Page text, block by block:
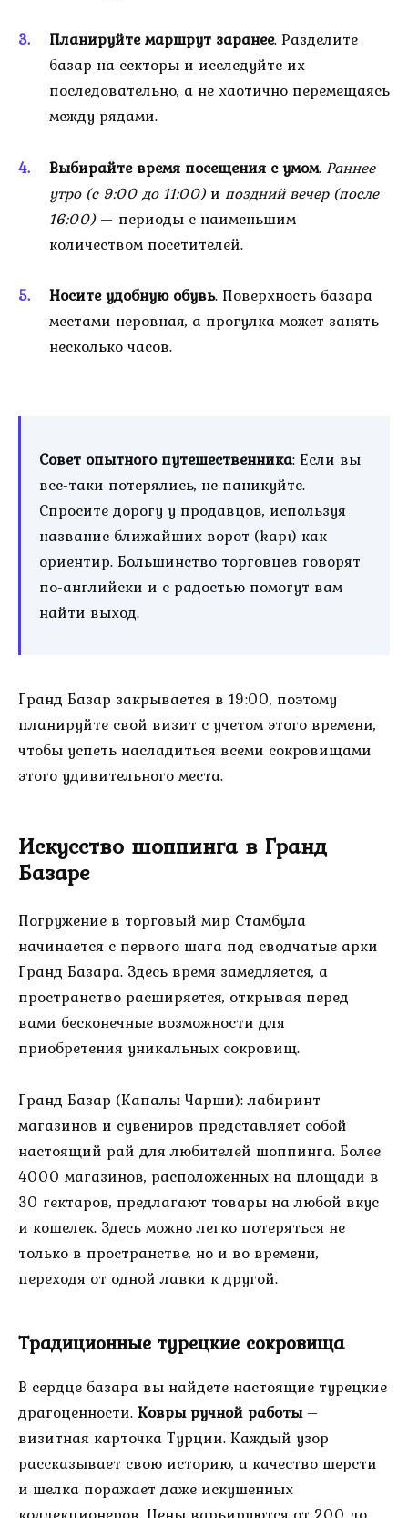
Планируйте маршрут заранее. Разделите
базар на секторы и исследуйте их
последовательно, а не хаотично перемещаясь
между рядами.
Выбирайте время посещения с умом.Раннее
утро (с 9:00 до 11:00)и поздний вечер (после
16:00)— периоды с наименьшим
количеством посетителей.
Носите удобную обувь. Поверхность базара
местами неровная, а прогулка может занять
несколько часов.
Совет опытного путешественника: Если вы
все-таки потерялись, не паникуйте.
Спросите дорогу у продавцов, используя
название ближайших ворот (kapı) как
ориентир. Большинство торговцев говорят
по-английски и с радостью помогут вам
найти выход.
Гранд Базар закрывается в 19:00, поэтому
планируйте свой визит с учетом этого времени,
чтобы успеть насладиться всеми сокровищами
этого удивительного места.
Искусство шоппинга в Гранд
Базаре
Погружение в торговый мир Стамбула
начинается с первого шага под сводчатые арки
Гранд Базара. Здесь время замедляется, а
пространство расширяется, открывая перед
вами бесконечные возможности для
приобретения уникальных сокровищ.
Гранд Базар (Капалы Чарши): лабиринт
магазинов и сувениров представляет собой
настоящий рай для любителей шоппинга. Более
4000 магазинов, расположенных на площади в
30 гектаров, предлагают товары на любой вкус
и кошелек. Здесь можно легко потеряться не
только в пространстве, но и во времени,
переходя от одной лавки к другой.
Традиционные турецкие сокровища
В сердце базара вы найдете настоящие турецкие
драгоценности.Ковры ручной работы–
визитная карточка Турции. Каждый узор
рассказывает свою историю, а качество шерсти
и шелка поражает даже искушенных